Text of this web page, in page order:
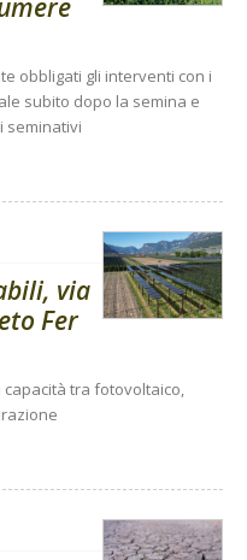
obbligati gli interventi con i
subito dopo la semina e
seminativi
via
Fer
capacità tra fotovoltaico,